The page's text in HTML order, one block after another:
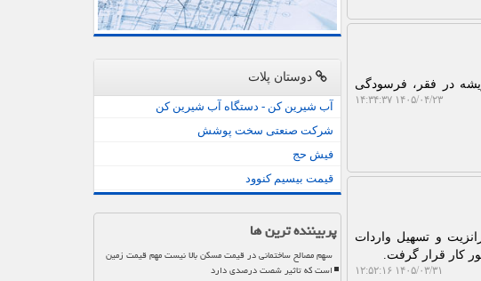
در فقر، فرسودگی
۱۴۰۵/۰۴/۲۳ ۱۴:۳۴:۳۷
و تسهیل واردات
کار قرار گرفت.
۱۴۰۵/۰۳/۳۱ ۱۲:۵۲:۱۶
دوستان پلات
آب شیرین کن - دستگاه آب شیرین کن
شرکت صنعتی سخت پوشش
فیش حج
قیمت بیسیم کنوود
پربیننده ترین ها
سهم مصالح ساختمانی در قیمت مسکن بالا نیست مهم قیمت زمین
است که تاثیر شصت درصدی دارد